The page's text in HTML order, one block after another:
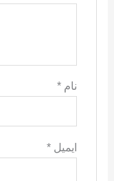
نام*
ایمیل*